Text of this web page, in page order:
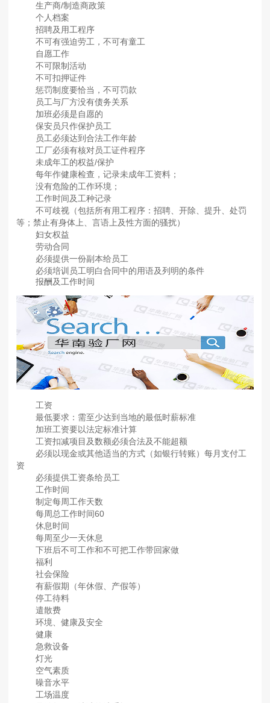
生产商/制造商政策
个人档案
招聘及用工程序
不可有强迫劳工，不可有童工
自愿工作
不可限制活动
不可扣押证件
惩罚制度要恰当，不可罚款
员工与厂方没有债务关系
加班必须是自愿的
保安员只作保护员工
员工必须达到合法工作年龄
工厂必须有核对员工证件程序
未成年工的权益/保护
每年作健康检查，记录未成年工资料；
没有危险的工作环境；
工作时间及工种记录
不可歧视（包括所有用工程序：招聘、开除、提升、处罚
等；禁止有身体上、言语上及性方面的骚扰）
妇女权益
劳动合同
必须提供一份副本给员工
必须培训员工明白合同中的用语及列明的条件
报酬及工作时间
工资
最低要求：需至少达到当地的最低时薪标准
加班工资要以法定标准计算
工资扣减项目及数额必须合法及不能超额
必须以现金或其他适当的方式（如银行转账）每月支付工
资
必须提供工资条给员工
工作时间
制定每周工作天数
每周总工作时间60
休息时间
每周至少一天休息
下班后不可工作和不可把工作带回家做
福利
社会保险
有薪假期（年休假、产假等）
停工待料
遣散费
环境、健康及安全
健康
急救设备
灯光
空气素质
噪音水平
工场温度